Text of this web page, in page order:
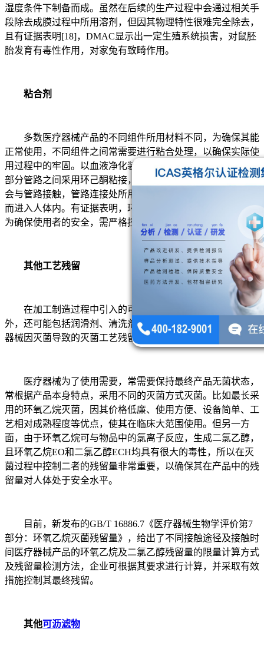
湿度条件下制备而成。虽然在后续的生产过程中会通过相关手
段除去成膜过程中所用溶剂，但因其物理特性很难完全除去，
且有证据表明[18]，DMAC显示出一定生殖系统损害，对鼠胚
胎发育有毒性作用，对家兔有致畸作用。
粘合剂
多数医疗器械产品的不同组件所用材料不同，为确保其能
正常使用，不同组件之间常需要进行粘合处理，以确保实际使
用过程中的牢固。以血液净化装置的体外循环血路产品为例，
部分管路之间采用环己酮粘接，产品在实际使用过程中，血液
会与管路接触，管路连接处所用粘结剂会随着血液的不断循环
而进入人体内。有证据表明，环己酮对人体会产生一定毒性，
为确保使用者的安全，需严格控制其残留。
其他工艺残留
在加工制造过程中引入的可沥滤物除前述粘合剂、溶剂
外，还可能包括润滑剂、清洗剂、氧化剂等。除此之外，医疗
器械因灭菌导致的灭菌工艺残留也会引入最终产品。
医疗器械为了使用需要，常需要保持最终产品无菌状态，
常根据产品本身特点，采用不同的灭菌方式灭菌。比如最长采
用的环氧乙烷灭菌，因其价格低廉、使用方便、设备简单、工
艺相对成熟程度等优点，使其在临床大范围使用。但另一方
面，由于环氧乙烷可与物品中的氯离子反应，生成二氯乙醇，
且环氧乙烷EO和二氯乙醇ECH均具有很大的毒性，所以在灭
菌过程中控制二者的残留量非常重要，以确保其在产品中的残
留量对人体处于安全水平。
目前，新发布的GB/T 16886.7《医疗器械生物学评价第7
部分：环氧乙烷灭菌残留量》，给出了不同接触途径及接触时
间医疗器械产品的环氧乙烷及二氯乙醇残留量的限量计算方式
及残留量检测方法，企业可根据其要求进行计算，并采取有效
措施控制其最终残留。
其他可沥滤物